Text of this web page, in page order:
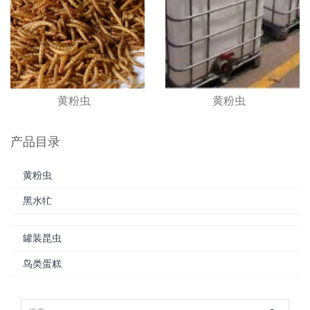
黄粉虫 黄粉虫
产品目录
黄粉虫
黑水牤
罐装昆虫
鸟类蛋糕